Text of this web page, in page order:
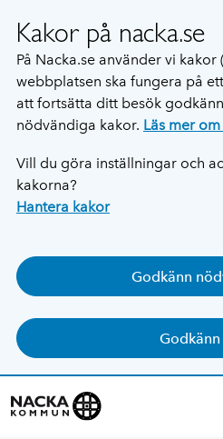
Kakor på nacka.se
På Nacka.se använder vi
webbplatsen ska fungera på
att fortsätta ditt besök
nödvändiga kakor. Läs mer
Vill du göra inställningar och
kakorna?
Hantera kakor
Godkänn
Godkänn